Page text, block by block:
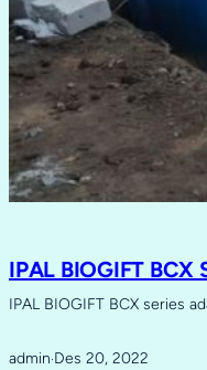
IPAL BIOGIFT BCX
IPAL BIOGIFT BCX series
admin·Des 20, 2022